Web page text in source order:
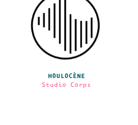
HOULOCÈNE
Studio Corps